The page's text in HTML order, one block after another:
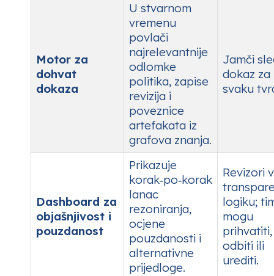
Motor za
dohvat
dokaza
U stvarnom
vremenu
povlači
najrelevantnije
odlomke
politika, zapise
revizija i
poveznice
artefakata iz
grafova znanja.
Jamči
dokaz za
svaku
Dashboard za
objašnjivost i
pouzdanost
Prikazuje
korak‑po‑korak
lanac
rezoniranja,
ocjene
pouzdanosti i
alternativne
prijedloge.
Revizori
logiku;
mogu
prihvatiti,
odbiti ili
urediti.